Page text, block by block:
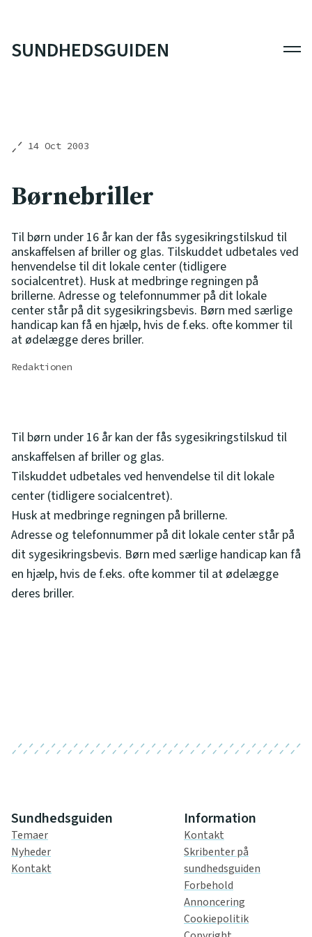
SUNDHEDSGUIDEN
14 Oct 2003
Børnebriller
Til børn under 16 år kan der fås sygesikringstilskud til
anskaffelsen af briller og glas. Tilskuddet udbetales ved
henvendelse til dit lokale center (tidligere
socialcentret). Husk at medbringe regningen på
brillerne. Adresse og telefonnummer på dit lokale
center står på dit sygesikringsbevis. Børn med særlige
handicap kan få en hjælp, hvis de f.eks. ofte kommer til
at ødelægge deres briller.
Redaktionen
Til børn under 16 år kan der fås sygesikringstilskud til
anskaffelsen af briller og glas.
Tilskuddet udbetales ved henvendelse til dit lokale
center (tidligere socialcentret).
Husk at medbringe regningen på brillerne.
Adresse og telefonnummer på dit lokale center står på
dit sygesikringsbevis. Børn med særlige handicap kan få
en hjælp, hvis de f.eks. ofte kommer til at ødelægge
deres briller.
Sundhedsguiden
Temaer
Nyheder
Kontakt
Information
Kontakt
Skribenter på
sundhedsguiden
Forbehold
Annoncering
Cookiepolitik